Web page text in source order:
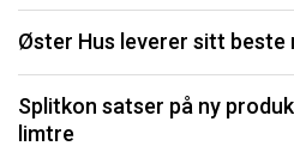
Øster Hus leverer sitt beste
Splitkon satser på ny
limtre